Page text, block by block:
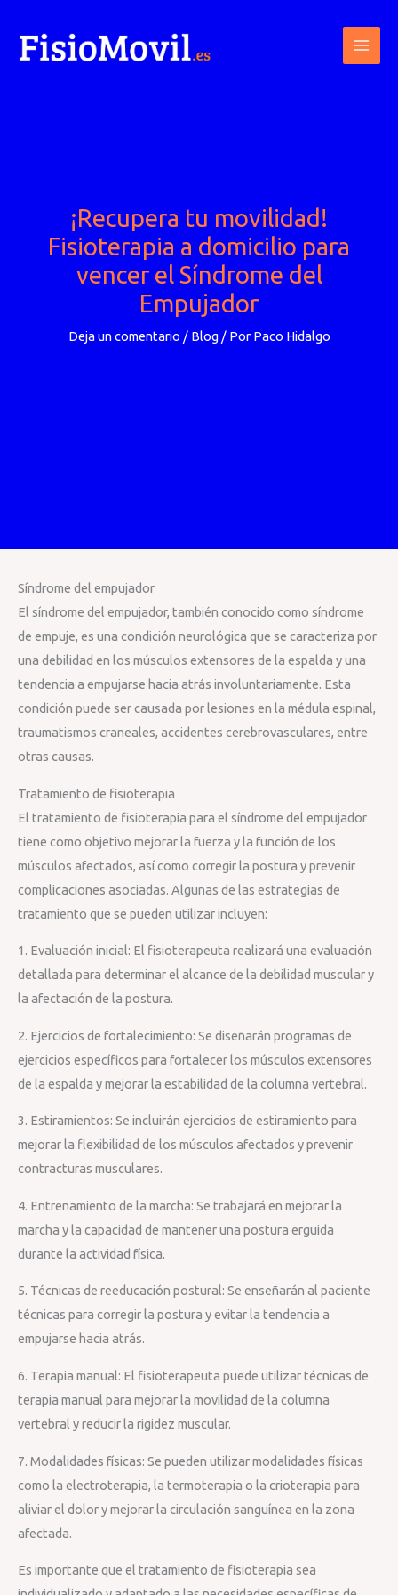
contenido
¡Recupera tu movilidad!
Fisioterapia a domicilio para
vencer el Síndrome del
Empujador
Deja un comentario / Blog/ Por Paco Hidalgo
Síndrome del empujador
El síndrome del empujador, también conocido como síndrome
de empuje, es una condición neurológica que se caracteriza por
una debilidad en los músculos extensores de la espalda y una
tendencia a empujarse hacia atrás involuntariamente. Esta
condición puede ser causada por lesiones en la médula espinal,
traumatismos craneales, accidentes cerebrovasculares, entre
otras causas.
Tratamiento de fisioterapia
El tratamiento de fisioterapia para el síndrome del empujador
tiene como objetivo mejorar la fuerza y la función de los
músculos afectados, así como corregir la postura y prevenir
complicaciones asociadas. Algunas de las estrategias de
tratamiento que se pueden utilizar incluyen:
1. Evaluación inicial: El fisioterapeuta realizará una evaluación
detallada para determinar el alcance de la debilidad muscular y
la afectación de la postura.
2. Ejercicios de fortalecimiento: Se diseñarán programas de
ejercicios específicos para fortalecer los músculos extensores
de la espalda y mejorar la estabilidad de la columna vertebral.
3. Estiramientos: Se incluirán ejercicios de estiramiento para
mejorar la flexibilidad de los músculos afectados y prevenir
contracturas musculares.
4. Entrenamiento de la marcha: Se trabajará en mejorar la
marcha y la capacidad de mantener una postura erguida
durante la actividad física.
5. Técnicas de reeducación postural: Se enseñarán al paciente
técnicas para corregir la postura y evitar la tendencia a
empujarse hacia atrás.
6. Terapia manual: El fisioterapeuta puede utilizar técnicas de
terapia manual para mejorar la movilidad de la columna
vertebral y reducir la rigidez muscular.
7. Modalidades físicas: Se pueden utilizar modalidades físicas
como la electroterapia, la termoterapia o la crioterapia para
aliviar el dolor y mejorar la circulación sanguínea en la zona
afectada.
Es importante que el tratamiento de fisioterapia sea